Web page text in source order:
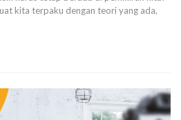
kita terpaku dengan teori yang ada,